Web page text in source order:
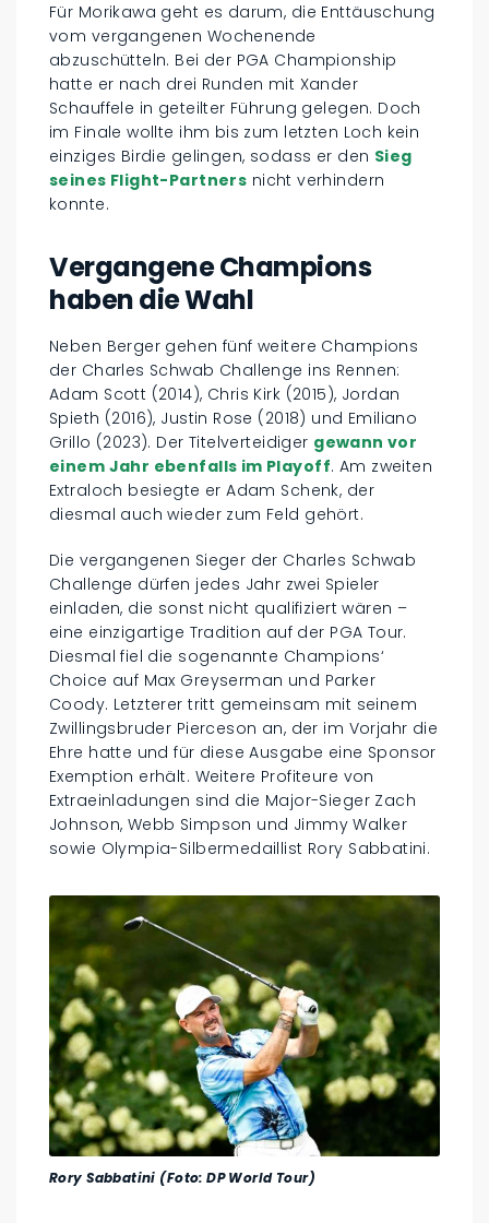
Für Morikawa geht es darum, die Enttäuschung
vom vergangenen Wochenende
abzuschütteln. Bei der PGA Championship
hatte er nach drei Runden mit Xander
Schauffele in geteilter Führung gelegen. Doch
im Finale wollte ihm bis zum letzten Loch kein
einziges Birdie gelingen, sodass er den Sieg
seines Flight-Partners nicht verhindern
konnte.
Vergangene Champions
haben die Wahl
Neben Berger gehen fünf weitere Champions
der Charles Schwab Challenge ins Rennen:
Adam Scott (2014), Chris Kirk (2015), Jordan
Spieth (2016), Justin Rose (2018) und Emiliano
Grillo (2023). Der Titelverteidiger gewann vor
einem Jahr ebenfalls im Playoff. Am zweiten
Extraloch besiegte er Adam Schenk, der
diesmal auch wieder zum Feld gehört.
Die vergangenen Sieger der Charles Schwab
Challenge dürfen jedes Jahr zwei Spieler
einladen, die sonst nicht qualifiziert wären –
eine einzigartige Tradition auf der PGA Tour.
Diesmal fiel die sogenannte Champions‘
Choice auf Max Greyserman und Parker
Coody. Letzterer tritt gemeinsam mit seinem
Zwillingsbruder Pierceson an, der im Vorjahr die
Ehre hatte und für diese Ausgabe eine Sponsor
Exemption erhält. Weitere Profiteure von
Extraeinladungen sind die Major-Sieger Zach
Johnson, Webb Simpson und Jimmy Walker
sowie Olympia-Silbermedaillist Rory Sabbatini.
Rory Sabbatini (Foto: DP World Tour)